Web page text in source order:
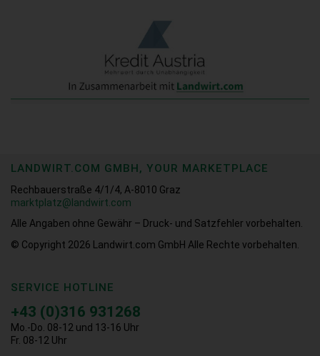
LANDWIRT.COM GMBH, YOUR MARKETPLACE
Rechbauerstraße 4/1/4, A-8010 Graz
marktplatz@landwirt.com
Alle Angaben ohne Gewähr – Druck- und Satzfehler vorbehalten.
© Copyright 2026 Landwirt.com GmbH Alle Rechte vorbehalten.
SERVICE HOTLINE
+43 (0)316 931268
Mo.-Do. 08-12 und 13-16 Uhr
Fr. 08-12 Uhr